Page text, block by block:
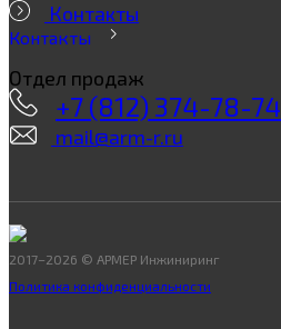
Контакты
Контакты
Отдел продаж
+7 (812) 374-78-74
mail@arm-r.ru
2017–2026 © АРМЕР Инжиниринг
Политика конфиденциальности